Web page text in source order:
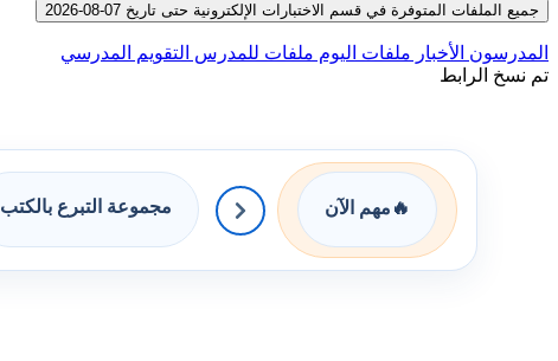
جميع الملفات المتوفرة في قسم الاختبارات الإلكترونية حتى تاريخ 07-08-2026
المدرسون الأخبار ملفات اليوم ملفات للمدرس التقويم المدرسي
تم نسخ الرابط
🔥 مهم الآن مجموعة التبرع بالكتب